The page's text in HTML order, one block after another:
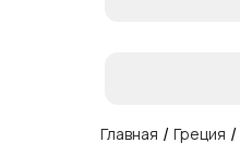
Главная / Греция /